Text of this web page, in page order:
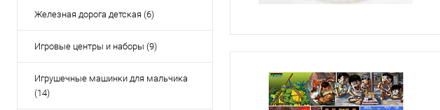
Железная дорога детская (6)
Игровые центры и наборы (9)
Игрушечные машинки для мальчика
(14)